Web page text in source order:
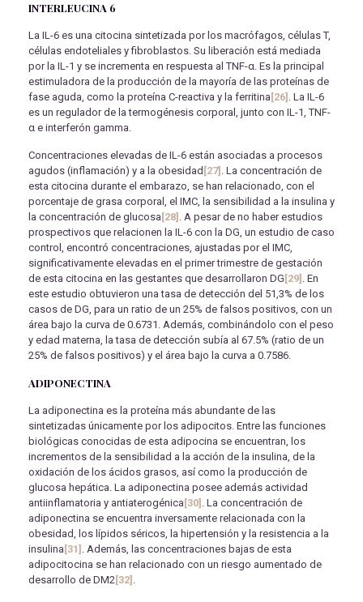
INTERLEUCINA 6
La IL-6 es una citocina sintetizada por los macrófagos, células T,
células endoteliales y fibroblastos. Su liberación está mediada
por la IL-1 y se incrementa en respuesta al TNF-α. Es la principal
estimuladora de la producción de la mayoría de las proteínas de
fase aguda, como la proteína C-reactiva y la ferritina [26] . La IL-6
es un regulador de la termogénesis corporal, junto con IL-1, TNF-
α e interferón gamma.
Concentraciones elevadas de IL-6 están asociadas a procesos
agudos (inflamación) y a la obesidad [27] . La concentración de
esta citocina durante el embarazo, se han relacionado, con el
porcentaje de grasa corporal, el IMC, la sensibilidad a la insulina y
la concentración de glucosa [28] . A pesar de no haber estudios
prospectivos que relacionen la IL-6 con la DG, un estudio de caso
control, encontró concentraciones, ajustadas por el IMC,
significativamente elevadas en el primer trimestre de gestación
de esta citocina en las gestantes que desarrollaron DG [29] . En
este estudio obtuvieron una tasa de detección del 51,3% de los
casos de DG, para un ratio de un 25% de falsos positivos, con un
área bajo la curva de 0.6731. Además, combinándolo con el peso
y edad materna, la tasa de detección subía al 67.5% (ratio de un
25% de falsos positivos) y el área bajo la curva a 0.7586.
ADIPONECTINA
La adiponectina es la proteína más abundante de las
sintetizadas únicamente por los adipocitos. Entre las funciones
biológicas conocidas de esta adipocina se encuentran, los
incrementos de la sensibilidad a la acción de la insulina, de la
oxidación de los ácidos grasos, así como la producción de
glucosa hepática. La adiponectina posee además actividad
antiinflamatoria y antiaterogénica [30] . La concentración de
adiponectina se encuentra inversamente relacionada con la
obesidad, los lípidos séricos, la hipertensión y la resistencia a la
insulina [31] . Además, las concentraciones bajas de esta
adipocitocina se han relacionado con un riesgo aumentado de
desarrollo de DM2 [32] .